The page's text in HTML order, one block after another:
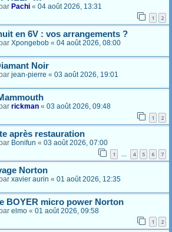
Pachi « 04 août 2026, 13:31
1 2
en 6V : vos arrangements ?
Xpongebob « 04 août 2026, 08:00
Noir
jean-pierre « 03 août 2026, 19:01
rickman « 03 août 2026, 09:48
1 2
après restauration
Bonifun « 03 août 2026, 07:00
1 4 5 6 7
Norton
xavier aurin « 01 août 2026, 12:35
BOYER micro power Norton
elmo « 01 août 2026, 09:58
1 2